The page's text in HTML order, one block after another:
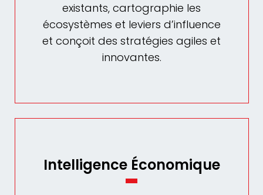
existants, cartographie les
écosystèmes et leviers d’influence
et conçoit des stratégies agiles et
innovantes.
Intelligence Économique